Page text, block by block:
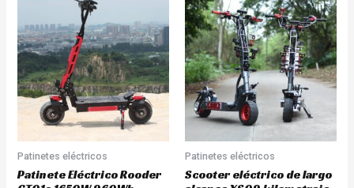
Patinetes eléctricos
Patinete Eléctrico Rooder
Patinetes eléctricos
Scooter eléctrico de largo